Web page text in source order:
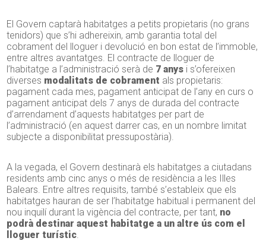
El Govern captarà habitatges a petits propietaris (no grans
tenidors) que s’hi adhereixin, amb garantia total del
cobrament del lloguer i devolució en bon estat de l’immoble,
entre altres avantatges. El contracte de lloguer de
l’habitatge a l’administració serà de 7 anys i s’ofereixen
diverses modalitats de cobrament als propietaris:
pagament cada mes, pagament anticipat de l’any en curs o
pagament anticipat dels 7 anys de durada del contracte
d’arrendament d’aquests habitatges per part de
l’administració (en aquest darrer cas, en un nombre limitat
subjecte a disponibilitat pressupostària).
A la vegada, el Govern destinarà els habitatges a ciutadans
residents amb cinc anys o més de residència a les Illes
Balears. Entre altres requisits, també s’estableix que els
habitatges hauran de ser l’habitatge habitual i permanent del
nou inquilí durant la vigència del contracte, per tant, no
podrà destinar aquest habitatge a un altre ús com el
lloguer turístic